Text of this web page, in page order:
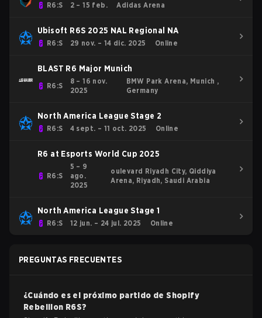
R6:S 2 – 15 feb. Adidas Arena
Ubisoft R6S 2025 NAL Regional NA
R6:S 29 nov. – 14 dic. 2025 Online
BLAST R6 Major Munich
R6:S
8 – 16 nov.
2025
BMW Park Arena, Munich ,
Germany
North America League Stage 2
R6:S 4 sept. – 11 oct. 2025 Online
R6 at Esports World Cup 2025
R6:S
5 – 9
ago.
2025
oulevard Riyadh City, Qiddiya
Arena, Riyadh, Saudi Arabia
North America League Stage 1
R6:S 12 jun. – 24 jul. 2025 Online
PREGUNTAS FRECUENTES
¿Cuándo es el próximo partido deShopify
Rebellion R6S?